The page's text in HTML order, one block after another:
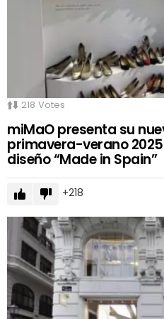
218 Votes
miMaO presenta su
primavera-verano
diseño “Made in Spain”
218